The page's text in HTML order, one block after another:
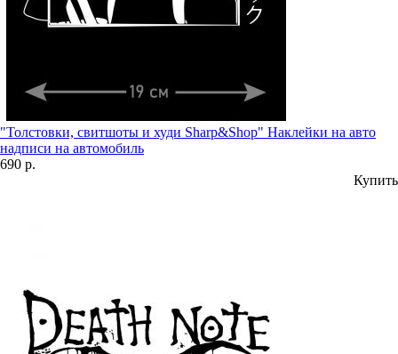
"Толстовки, свитшоты и худи Sharp&Shop" Наклейки на авто
надписи на автомобиль
690 р.
Купить